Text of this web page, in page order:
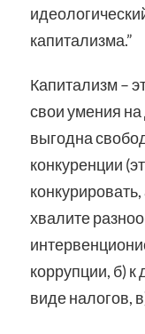
капитализма.”
Капитализм –
свои умения
выгодна
конкуренции
хвалите
коррупции, б)
виде налогов,